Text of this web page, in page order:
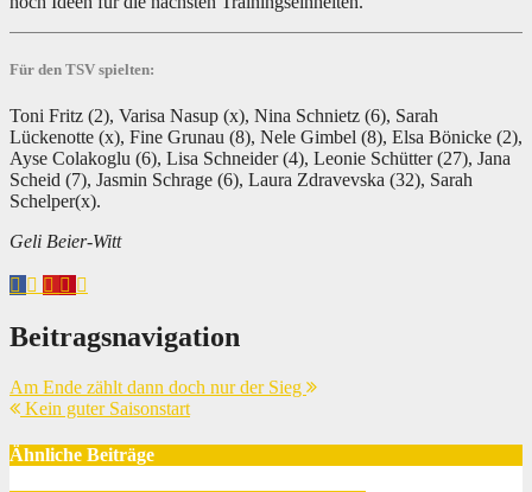
Für den TSV spielten:
Toni Fritz (2), Varisa Nasup (x), Nina Schnietz (6), Sarah
Lückenotte (x), Fine Grunau (8), Nele Gimbel (8), Elsa Bönicke (2),
Ayse Colakoglu (6), Lisa Schneider (4), Leonie Schütter (27), Jana
Scheid (7), Jasmin Schrage (6), Laura Zdravevska (32), Sarah
Schelper(x).
Geli Beier-Witt
Beitragsnavigation
Am Ende zählt dann doch nur der Sieg
Kein guter Saisonstart
Ähnliche Beiträge